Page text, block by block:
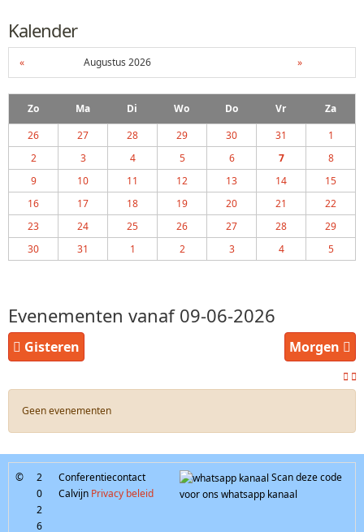
Kalender
« Augustus 2026 »
Zo Ma Di Wo Do Vr
Za
26
27 28 29 30 31
1
2
3 4 5 6 7
8
9
10 11 12 13 14
15
16
17 18 19 20 21
22
23
24 25 26 27 28
29
30
31 1 2 3 4 5
Evenementen vanaf 09-06-2026
Gisteren Morgen
Geen evenementen
©
2
0
2
6
Conferentiecontact
Calvijn Privacy beleid
Scan deze code
voor ons whatsapp kanaal